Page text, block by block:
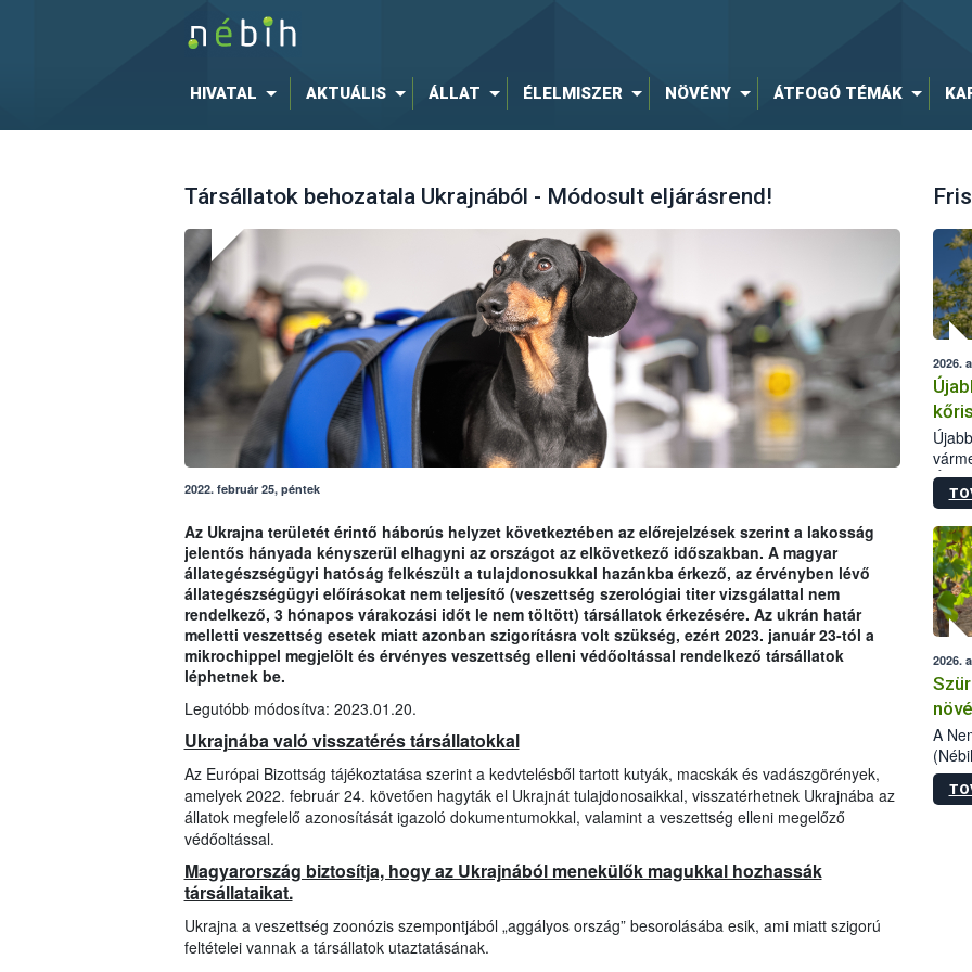
HIVATAL AKTUÁLIS ÁLLAT ÉLELMISZER NÖVÉNY ÁTFOGÓ TÉMÁK
Társállatok behozatala Ukrajnából - Módosult eljárásrend!
2022. február 25, péntek
Az Ukrajna területét érintő háborús helyzet következtében az előrejelzések szerint a lakosság
jelentős hányada kényszerül elhagyni az országot az elkövetkező időszakban. A magyar
állategészségügyi hatóság felkészült a tulajdonosukkal hazánkba érkező, az érvényben lévő
állategészségügyi előírásokat nem teljesítő (veszettség szerológiai titer vizsgálattal nem
rendelkező, 3 hónapos várakozási időt le nem töltött) társállatok érkezésére. Az ukrán határ
melletti veszettség esetek miatt azonban szigorításra volt szükség, ezért 2023. január 23-tól a
mikrochippel megjelölt és érvényes veszettség elleni védőoltással rendelkező társállatok
léphetnek be.
Legutóbb módosítva: 2023.01.20.
Ukrajnába való visszatérés társállatokkal
Az Európai Bizottság tájékoztatása szerint a kedvtelésből tartott kutyák, macskák és vadászgörények,
amelyek 2022. február 24. követően hagyták el Ukrajnát tulajdonosaikkal, visszatérhetnek Ukrajnába az
állatok megfelelő azonosítását igazoló dokumentumokkal, valamint a veszettség elleni megelőző
védőoltással.
Magyarország biztosítja, hogy az Ukrajnából menekülők magukkal hozhassák
társállataikat.
Ukrajna a veszettség zoonózis szempontjából „aggályos ország” besorolásába esik, ami miatt szigorú
feltételei vannak a társállatok utaztatásának.
2026.
2026.
A